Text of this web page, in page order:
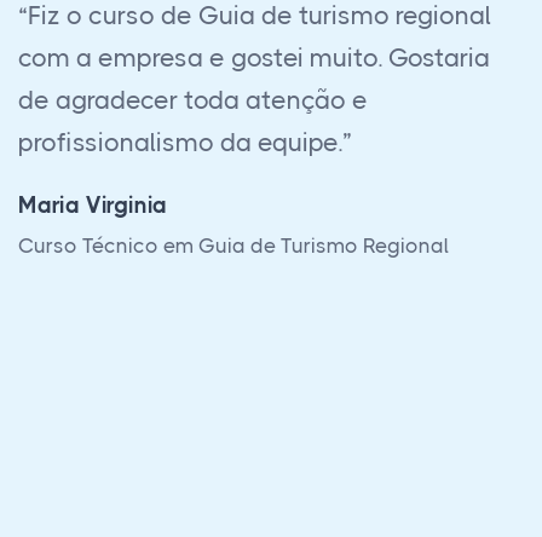
“Realizei o curso de Guia de Turismo
Nacional e Regional, e pelo período que
realizei, todas as dúvidas que tinha, não
somente do conteúdo programático, mas
respondidas. Em menos de 1 ano consegui